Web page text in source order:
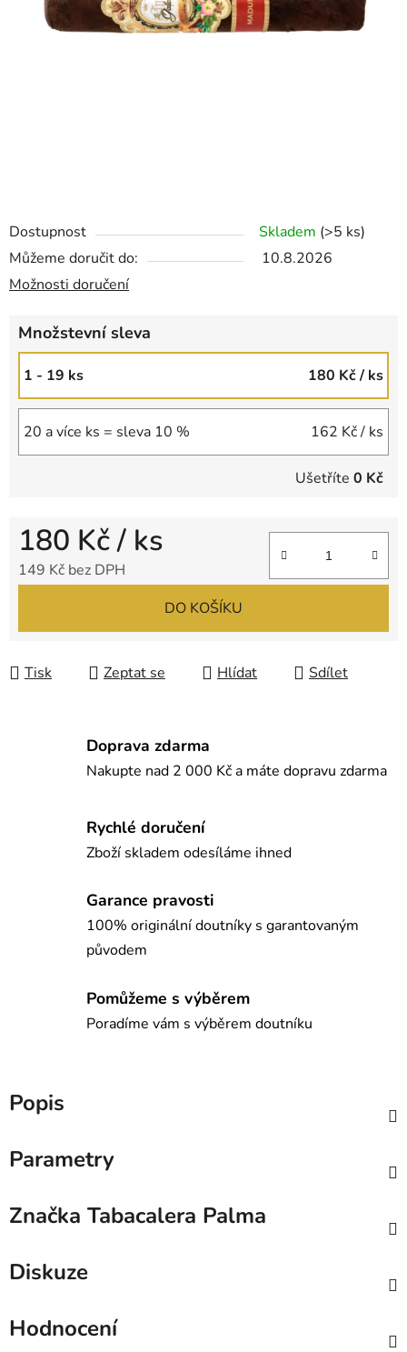
Dostupnost Skladem (>5 ks)
Můžeme doručit do:
10.8.2026
Možnosti doručení
Množstevní sleva
1 - 19 ks 180 Kč/ ks
20 a více ks = sleva 10 % 162 Kč/ ks
Ušetříte 0 Kč
180 Kč/ ks
149 Kč bez DPH
DO KOŠÍKU
Tisk Zeptat se Hlídat Sdílet
Doprava zdarma
Nakupte nad 2 000 Kč a máte dopravu zdarma
Rychlé doručení
Zboží skladem odesíláme ihned
Garance pravosti
100% originální doutníky s garantovaným
původem
Pomůžeme s výběrem
Poradíme vám s výběrem doutníku
Popis
Parametry
Značka Tabacalera Palma
Diskuze
Hodnocení